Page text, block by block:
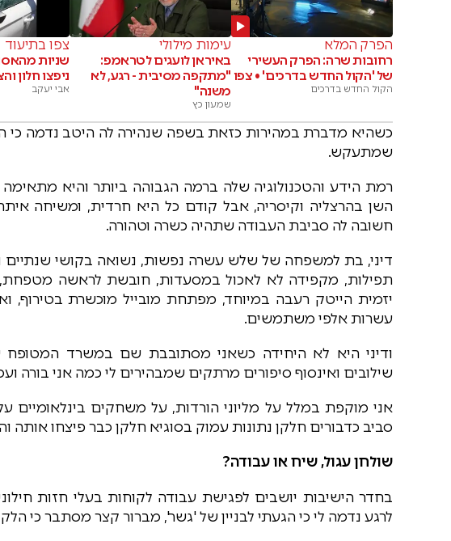
הפרק המלא
רחובות שרה: הפרק העשירי
של 'הקול החדש בדרכים' • צפו
הקול החדש בדרכים
עימות מילולי
באיראן לועגים לטראמפ:
"מתקפה מסיבית - רגע, לא
משנה"
שמעון כץ
צפו בתיעוד
שניות
ניפצו חלון
אבי יעקב
כשהיא מדברת במהירות כזאת בשפה שנהירה לה היטב נדמה כי
שמתעקש.
רמת הידע והטכנולוגיה שלה ברמה הגבוהה ביותר והיא מתאימה
השן בהרצליה וקיסריה, אבל קודם כל היא חרדית, ומשיחה
חשובה לה סביבת העבודה שתהיה כשרה וטהורה.
דיני, בת למשפחה של שלש עשרה נפשות, נשואה בקושי שנתיים
תפילות, מקפידה לא לאכול במסעדות, חובשת לראשה
יזמית הייטק רעבה במיוחד, מפתחת מובייל מוכשרת
עשרות אלפי משתמשים.
ודיני היא לא היחידה כשאני מסתובבת שם במשרד
שילובים ואינסוף סיפורים מרתקים שמבהירים לי כמה אני בורה
אני מוקפת במלל על מליוני הורדות, על משחקים בינלאומיים
סביב כדבורים חלקן נתונות עמוק בסוגיא חלקן כבר פיצחו אותה
שולחן עגול, שיח או עבודה?
בחדר הישיבות יושבים לפגישת עבודה לקוחות בעלי חזות
לרגע נדמה לי כי הגעתי לבניין של 'גשר', מברור קצר מסתבר כי